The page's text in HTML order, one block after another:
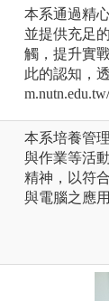
本系通過精
並提供充足
觸，提升實
此的認知，
本系培養管
與作業等活
精神，以符
與電腦之應用